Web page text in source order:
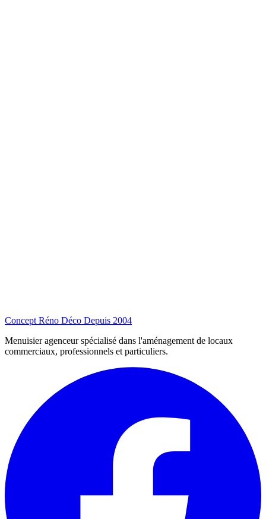
Concept Réno Déco Depuis 2004
Menuisier agenceur spécialisé dans l'aménagement de locaux
commerciaux, professionnels et particuliers.